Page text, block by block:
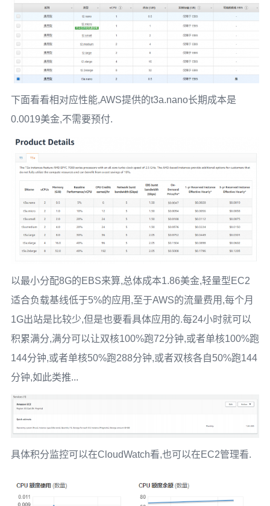
下面看看相对应性能,AWS提供的t3a.nano长期成本是
0.0019美金,不需要预付.
以最小分配8G的EBS来算,总体成本1.86美金,轻量型EC2
适合负载基线低于5%的应用,至于AWS的流量费用,每个月
1G出站是比较少,但是也要看具体应用的.每24小时就可以
积累满分,满分可以让双核100%跑72分钟,或者单核100%跑
144分钟,或者单核50%跑288分钟,或者双核各自50%跑144
分钟,如此类推...
具体积分监控可以在CloudWatch看,也可以在EC2管理看.